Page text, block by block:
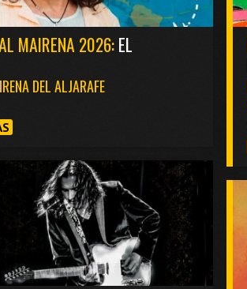
MAIRENA 2026:EL
DEL ALJARAFE